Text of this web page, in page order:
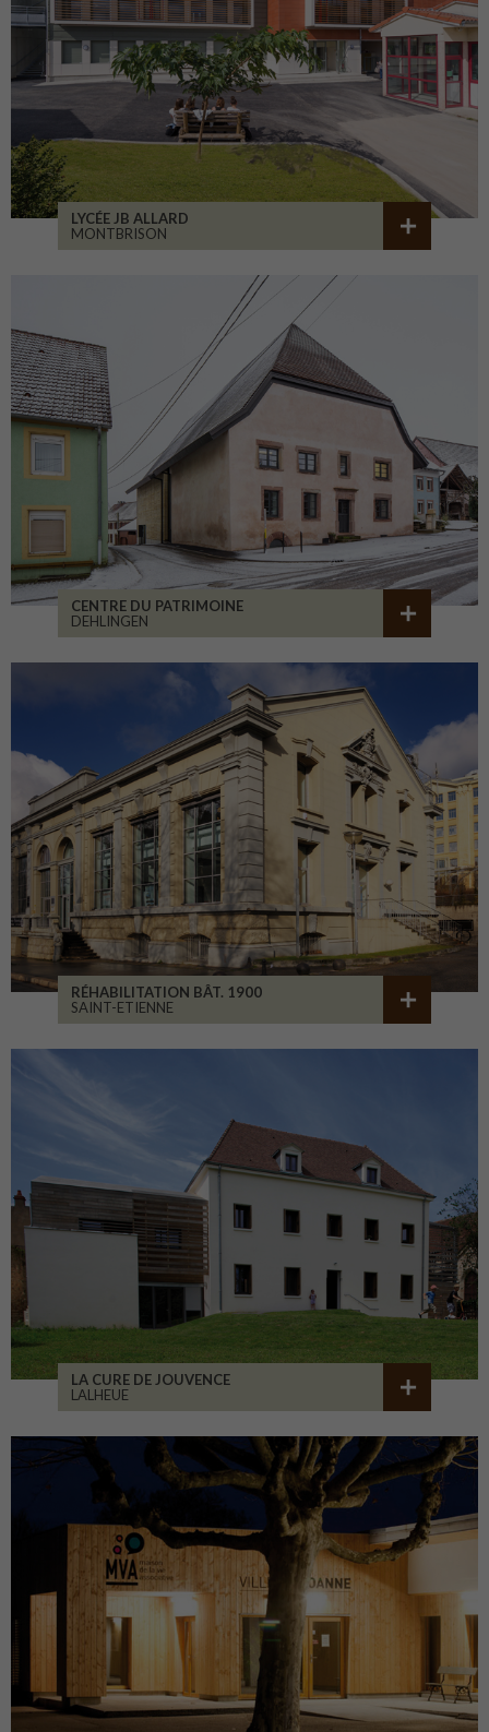
LYCÉE JB ALLARD
MONTBRISON
CENTRE DU PATRIMOINE
DEHLINGEN
RÉHABILITATION BÂT. 1900
SAINT-ETIENNE
LA CURE DE JOUVENCE
LALHEUE